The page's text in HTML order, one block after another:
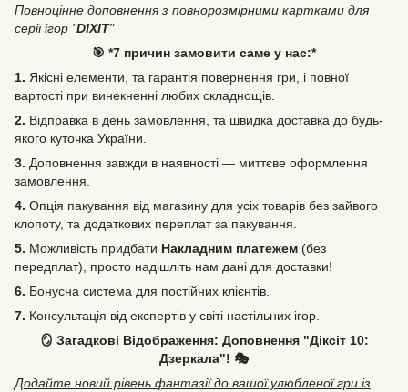
Повноцінне доповнення з повнорозмірними картками для
серії ігор "DIXIT"
🎯 *7 причин замовити саме у нас:*
1. Якісні елементи, та гарантія повернення гри, і повної
вартості при винекненні любих складнощів.
2. Відправка в день замовлення, та швидка доставка до будь-
якого куточка України.
3. Доповнення завжди в наявності — миттєве оформлення
замовлення.
4. Опція пакування від магазину для усіх товарів без зайвого
клопоту, та додаткових переплат за пакування.
5. Можливість придбати Накладним платежем (без
передплат), просто надішліть нам дані для доставки!
6. Бонусна система для постійних клієнтів.
7. Консультація від експертів у світі настільних ігор.
🪞 Загадкові Відображення: Доповнення "Діксіт 10:
Дзеркала"! 🎭
Додайте новий рівень фантазії до вашої улюбленої гри із